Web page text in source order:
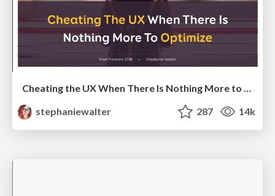
Cheating the UX When There Is Nothing More to Optimize - PixelPioneers
stephaniewalter
287 14k